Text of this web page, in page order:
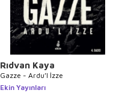
Rıdvan Kaya
Gazze - Ardu’l İzze
Ekin Yayınları